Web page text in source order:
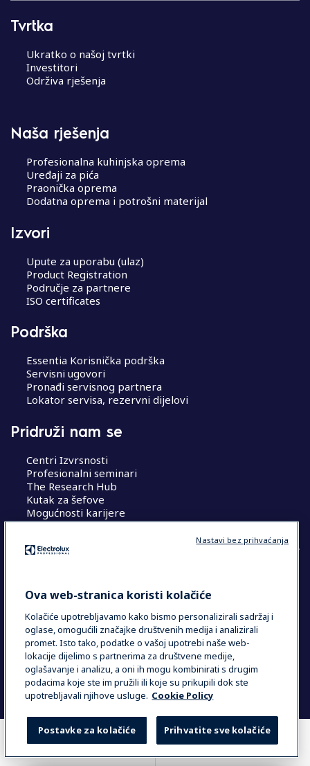
USPOREDI GDJE KUPITI
Tvrtka
Ukratko o našoj tvrtki
Investitori
Održiva rješenja
Naša rješenja
Profesionalna kuhinjska oprema
Uređaji za pića
Praonička oprema
Dodatna oprema i potrošni materijal
Izvori
Upute za uporabu (ulaz)
Product Registration
Područje za partnere
ISO certificates
Podrška
Essentia Korisnička podrška
Servisni ugovori
Pronađi servisnog partnera
Lokator servisa, rezervni dijelovi
Pridruži nam se
Centri Izvrsnosti
Profesionalni seminari
The Research Hub
Kutak za šefove
Mogućnosti karijere
COUNTRY AND LANGUAGE
Data Privacy Statement
Cookie Policy
Uvjeti i odredbe
Ova web-stranica koristi kolačiće
Kolačiće upotrebljavamo kako bismo personalizirali sadržaj i
oglase, omogućili značajke društvenih medija i analizirali
promet. Isto tako, podatke o vašoj upotrebi naše web-
lokacije dijelimo s partnerima za društvene medije,
oglašavanje i analizu, a oni ih mogu kombinirati s drugim
podacima koje ste im pružili ili koje su prikupili dok ste
upotrebljavali njihove usluge. Cookie Policy
Prihvatite sve kolačiće
Postavke za kolačiće
Nastavi bez prihvaćanja